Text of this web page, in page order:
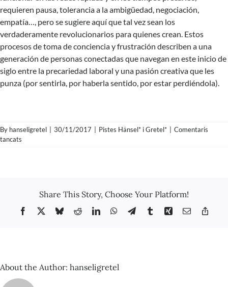
requieren pausa, tolerancia a la ambigüedad, negociación,
empatía…, pero se sugiere aquí que tal vez sean los
verdaderamente revolucionarios para quienes crean. Estos
procesos de toma de conciencia y frustración describen a una
generación de personas conectadas que navegan en este inicio de
siglo entre la precariedad laboral y una pasión creativa que les
punza (por sentirla, por haberla sentido, por estar perdiéndola).
By hanseligretel 30/11/2017 Pistes Hänsel* i Gretel*
Comentaris
tancats
El
entusiasmo
Share This Story, Choose Your Platform!
Facebook BlueskyRedditLinkedInWhatsApp
TelegramTumblrXing Email
About the Author: hanseligretel